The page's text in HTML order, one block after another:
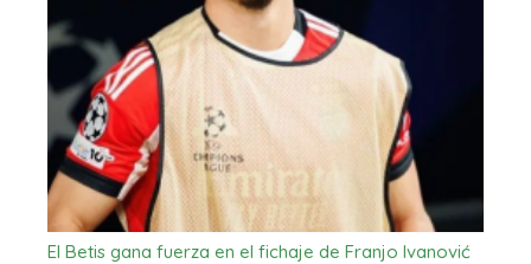
El Betis gana fuerza en el fichaje de Franjo Ivanović